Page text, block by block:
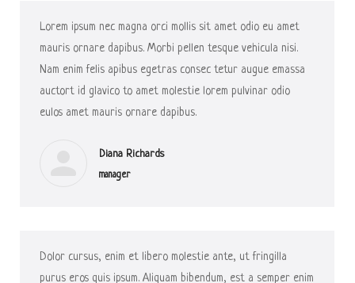
Lorem ipsum nec magna orci mollis sit amet odio eu amet
mauris ornare dapibus. Morbi pellen tesque vehicula nisi.
Nam enim felis apibus egetras consec tetur augue emassa
auctort id glavico to amet molestie lorem pulvinar odio
eulos amet mauris ornare dapibus.
Diana Richards
manager
Dolor cursus, enim et libero molestie ante, ut fringilla
purus eros quis ipsum. Aliquam bibendum, est a semper enim